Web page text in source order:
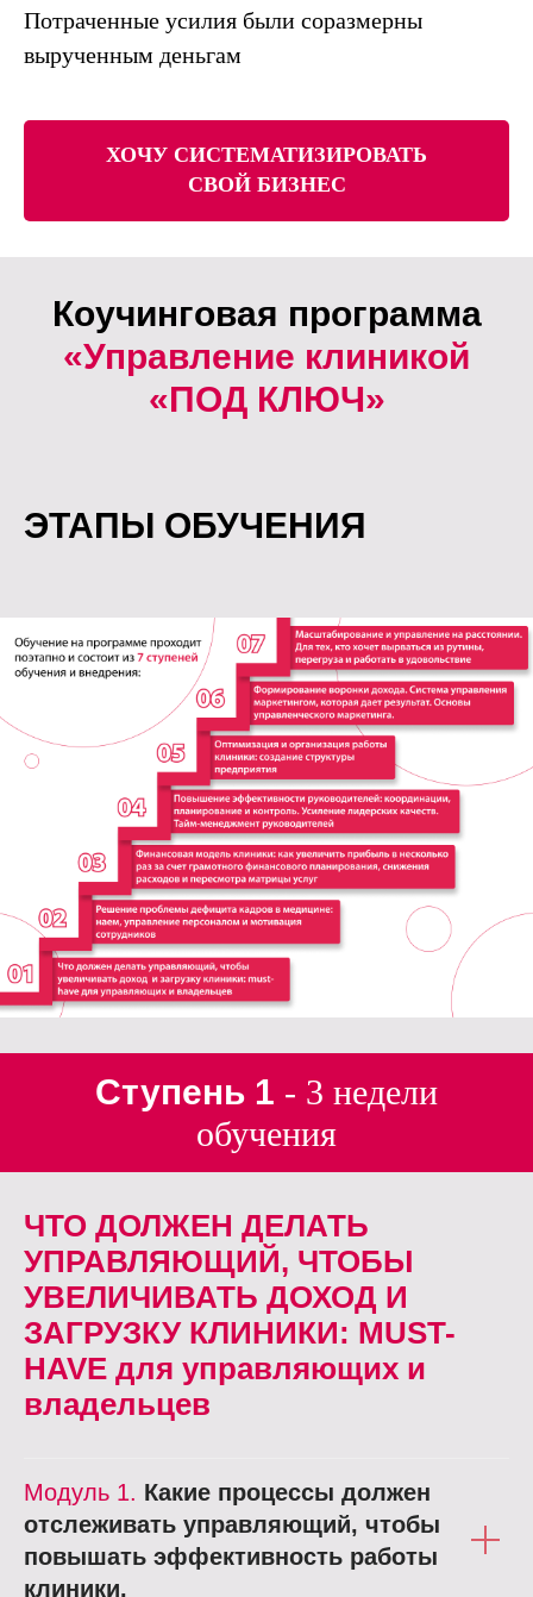
Потраченные усилия были соразмерны
вырученным деньгам
ХОЧУ СИСТЕМАТИЗИРОВАТЬ
СВОЙ БИЗНЕС
Коучинговая программа
«Управление клиникой
«ПОД КЛЮЧ»
ЭТАПЫ ОБУЧЕНИЯ
Ступень 1 - 3 недели
обучения
ЧТО ДОЛЖЕН ДЕЛАТЬ
УПРАВЛЯЮЩИЙ, ЧТОБЫ
УВЕЛИЧИВАТЬ ДОХОД И
ЗАГРУЗКУ КЛИНИКИ: MUST-
HAVE для управляющих и
владельцев
Модуль 1. Какие процессы должен
отслеживать управляющий, чтобы
повышать эффективность работы
клиники.